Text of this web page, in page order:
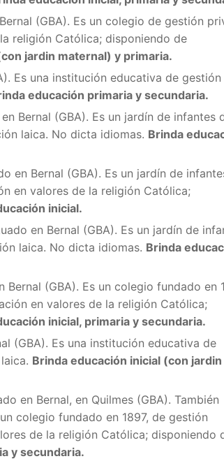
(GBA). Es un colegio de gestión
religión Católica; disponiendo de
jardin maternal) y primaria.
Es una institución educativa de gestión
educación primaria y secundaria.
Bernal (GBA). Es un jardín de infantes
laica. No dicta idiomas. Brinda
en Bernal (GBA). Es un jardín de
en valores de la religión Católica;
inicial.
en Bernal (GBA). Es un jardín de
laica. No dicta idiomas. Brinda
Bernal (GBA). Es un colegio fundado en
en valores de la religión Católica;
inicial, primaria y secundaria.
(GBA). Es una institución educativa de
Brinda educación inicial (con jardin
en Bernal, en Quilmes (GBA). También
colegio fundado en 1897, de gestión
de la religión Católica; disponiendo
y secundaria.